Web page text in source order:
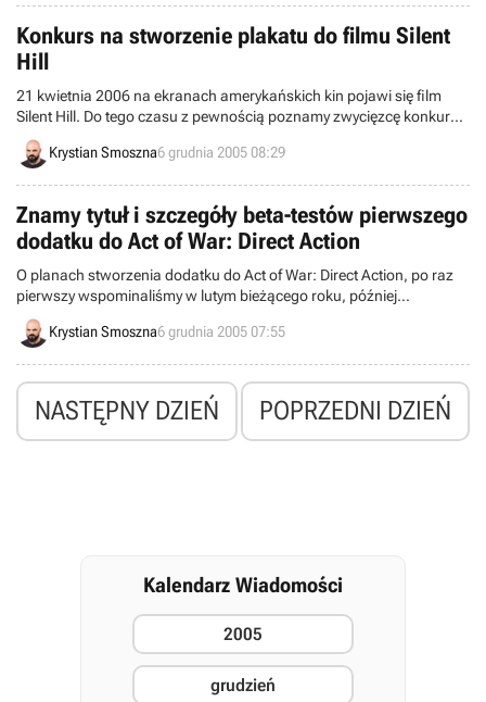
Konkurs na stworzenie plakatu do filmu Silent
Hill
21 kwietnia 2006 na ekranach amerykańskich kin pojawi się film
Silent Hill. Do tego czasu z pewnością poznamy zwycięzcę konkursu
na oficjalny plakat, który właśnie ogłosiła wytwórnia TriStar Pictures.
Krystian Smoszna6 grudnia 2005 08:29
Znamy tytuł i szczegóły beta-testów pierwszego
dodatku do Act of War: Direct Action
O planach stworzenia dodatku do Act of War: Direct Action, po raz
pierwszy wspominaliśmy w lutym bieżącego roku, później
kilkukrotnie powracaliśmy do tematu. Zrobimy to również dziś, gdyż
wreszcie – po długim oczekiwaniu – poznaliśmy jego tytuł oraz
Krystian Smoszna6 grudnia 2005 07:55
NASTĘPNY DZIEŃ POPRZEDNI DZIEŃ
Kalendarz Wiadomości
2005
grudzień